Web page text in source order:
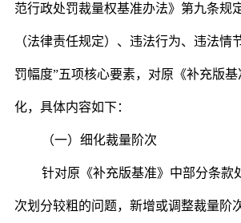
范行政处罚裁量权基准办法》第九条规
（法律责任规定）、违法行为、违法情
罚幅度”五项核心要素，对原《补充版
化，具体内容如下：
（一）细化裁量阶次
针对原《补充版基准》中部分条款
次划分较粗的问题，新增或调整裁量阶